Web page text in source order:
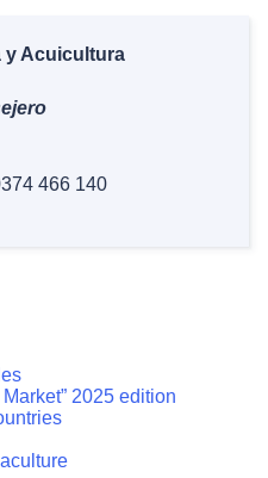
y Acuicultura
466 140
2025 edition